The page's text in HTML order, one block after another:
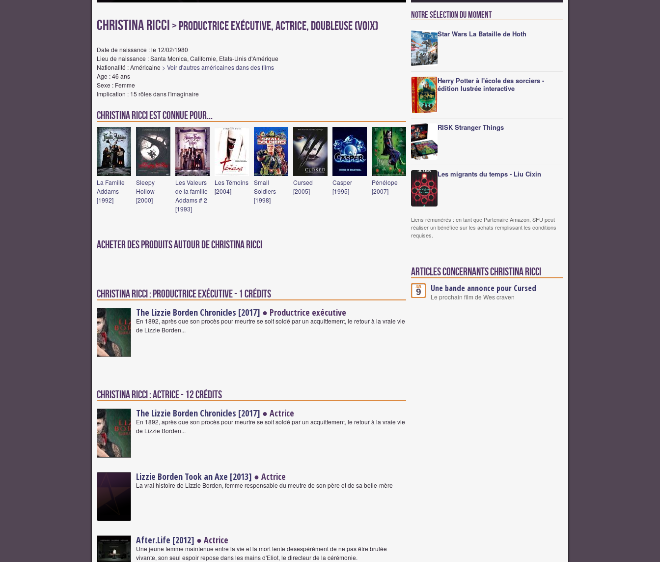
Christina Ricci > Productrice exécutive, Actrice, Doubleuse (voix)
Date de naissance : le 12/02/1980
Lieu de naissance : Santa Monica, Californie, Etats-Unis d'Amérique
Nationalité : Américaine > Voir d'autres américaines dans des films
Age : 46 ans
Sexe : Femme
Implication : 15 rôles dans l'imaginaire
Christina Ricci est connue pour...
La Famille
Addams
[1992]
Sleepy
Hollow
[2000]
Les Valeurs
de la famille
Addams # 2
[1993]
Les Témoins
[2004]
Small
Soldiers
[1998]
Cursed
[2005]
Casper
[1995]
Pénélope
[2007]
Acheter des produits autour de Christina Ricci
Christina Ricci : Productrice exécutive - 1 crédits
The Lizzie Borden Chronicles [2017] ● Productrice exécutive
En 1892, après que son procès pour meurtre se soit soldé par un acquittement, le retour à la vraie vie
de Lizzie Borden...
Christina Ricci : Actrice - 12 crédits
The Lizzie Borden Chronicles [2017] ● Actrice
En 1892, après que son procès pour meurtre se soit soldé par un acquittement, le retour à la vraie vie
de Lizzie Borden...
Lizzie Borden Took an Axe [2013] ● Actrice
La vrai histoire de Lizzie Borden, femme responsable du meutre de son père et de sa belle-mère
After.Life [2012] ● Actrice
Une jeune femme maintenue entre la vie et la mort tente desespérément de ne pas être brûlée
vivante, son seul espoir repose dans les mains d'Eliot, le directeur de la cérémonie.
Notre sélection du moment
Star Wars La Bataille de Hoth
Herry Potter à l'école des sorciers -
édition lustrée interactive
RISK Stranger Things
Les migrants du temps - Liu Cixin
Liens rémunérés : en tant que Partenaire Amazon, SFU peut
réaliser un bénéfice sur les achats remplissant les conditions
requises.
Articles concernants Christina Ricci
Jan.
9 Une bande annonce pour Cursed
Le prochain film de Wes craven